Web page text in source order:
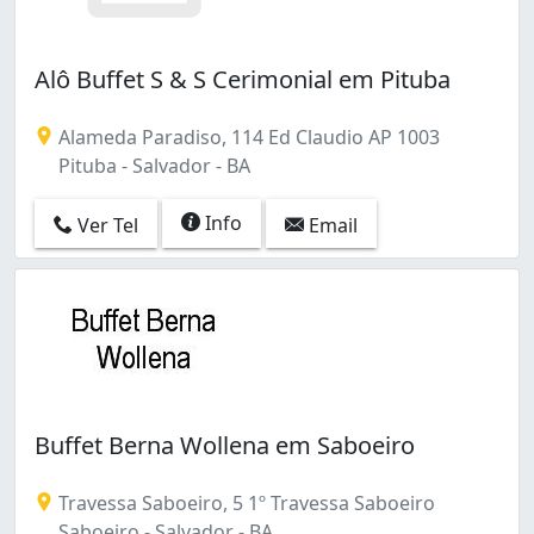
Jardim Apipema (3)
Jardim das Margaridas (1)
Liberdade (2)
Luiz Anselmo (2)
Marechal Rondon (1)
Mares (1)
Mata Escura (2)
Matatu (7)
Mussurunga I (3)
Narandiba (1)
Nazaré (7)
Nordeste (1)
Nova Brasília (1)
Alô Buffet S & S Cerimonial em Pituba
Alameda Paradiso, 114 Ed Claudio AP 1003
Pituba - Salvador - BA
Ver Tel Info Email
Buffet Berna Wollena em Saboeiro
Travessa Saboeiro, 5 1º Travessa Saboeiro